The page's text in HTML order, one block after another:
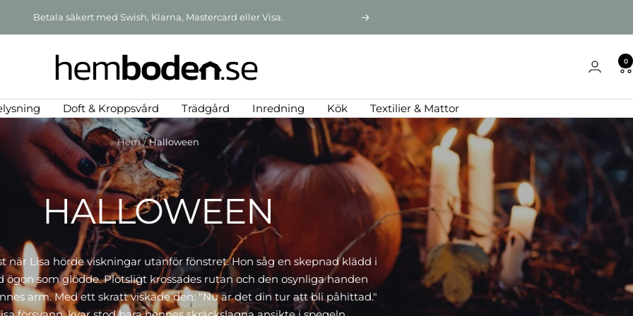
Skandinavisk design med en känsla av lantlig lyx Nästa
Hemboden 0
Doft & Kroppsvård Trädgård Inredning Kök Textilier & Mattor
Hem Halloween
HALLOWEEN
när Lisa hörde viskningar utanför fönstret. Hon såg en skepnad klädd i
ögon som glödde. Plötsligt krossades rutan och den osynliga handen
arm. Med ett skratt viskade den: "Nu är det din tur att bli påhittad."